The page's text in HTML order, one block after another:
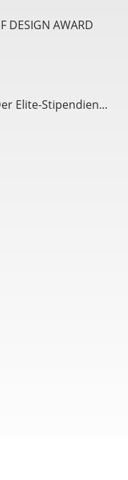
DESIGN AWARD
Elite-Stipendien...